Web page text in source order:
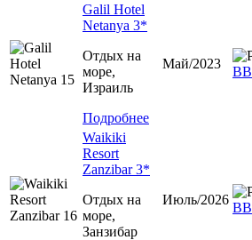
Galil Hotel
Netanya 3*
Отдых на
море,
Израиль
Подробнее
Май/2023
ВВ
Waikiki
Resort
Zanzibar 3*
Отдых на
море,
Занзибар
Июль/2026
ВВ